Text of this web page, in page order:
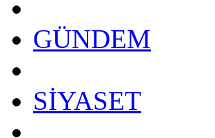
GÜNDEM
SİYASET